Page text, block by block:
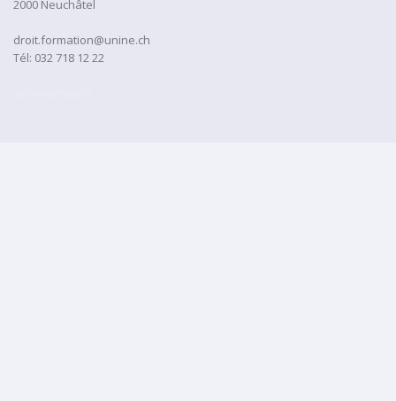
2000 Neuchâtel
droit.formation@unine.ch
Tél: 032 718 12 22